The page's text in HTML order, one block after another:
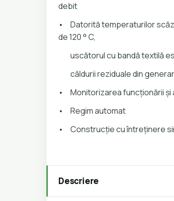
debit
•
Datorită temperaturilor
de 120 ° C,
uscătorul cu bandă textilă
căldurii reziduale din
•
Monitorizarea funcționării
•
Regim automat
•
Construcţie cu întreţinere
Descriere